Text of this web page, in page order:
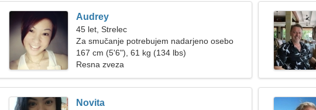
Audrey
45 let, Strelec
Za smučanje potrebujem nadarjeno osebo
167 cm (5'6"), 61 kg (134 lbs)
Resna zveza
Novita